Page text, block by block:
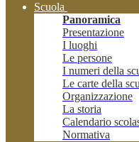
Scuola
Panoramica
Presentazione
I luoghi
Le persone
I numeri della
Le carte della
Organizzazione
La storia
Calendario
Normativa